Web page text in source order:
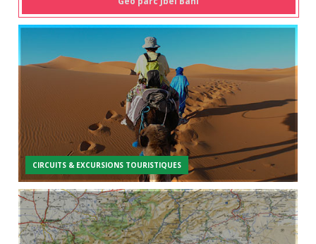
CIRCUITS & EXCURSIONS TOURISTIQUES